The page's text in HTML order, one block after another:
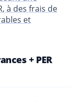
à des frais de
et
+ PER